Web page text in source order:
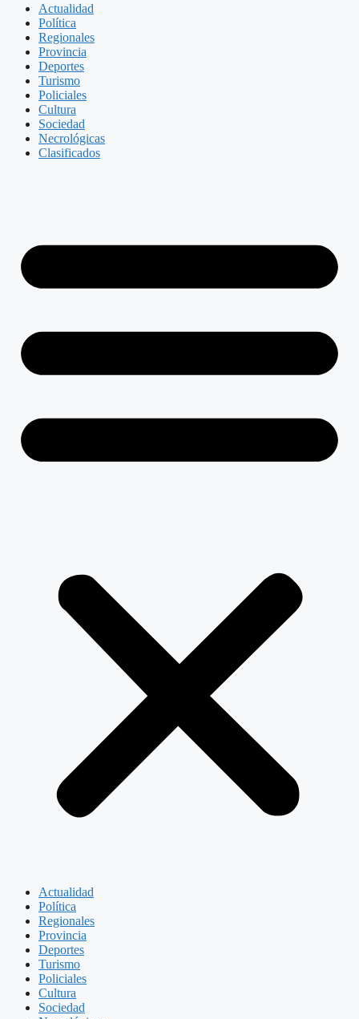
Actualidad
Política
Regionales
Provincia
Deportes
Turismo
Policiales
Cultura
Sociedad
Necrológicas
Clasificados
Actualidad
Política
Regionales
Provincia
Deportes
Turismo
Policiales
Cultura
Sociedad